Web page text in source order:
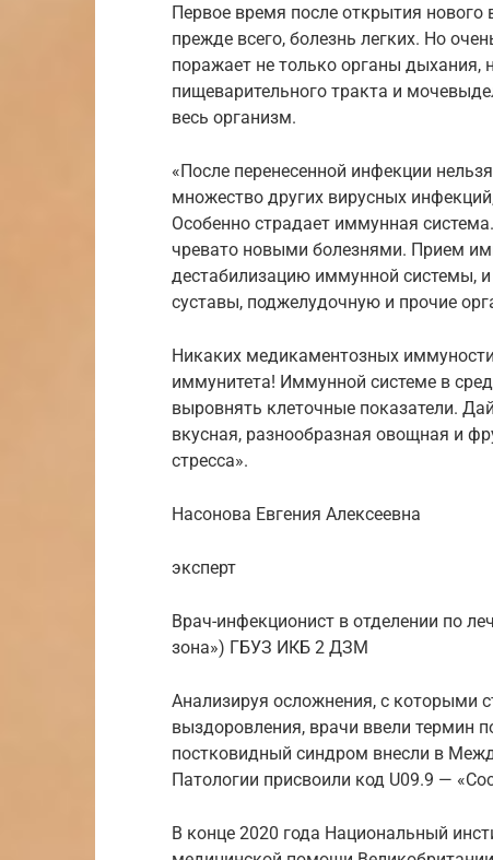
Первое время после открытия нового
прежде всего, болезнь легких. Но
поражает не только органы дыхания,
пищеварительного тракта и
весь организм.
«После перенесенной инфекции
множество других вирусных
Особенно страдает иммунная
чревато новыми болезнями. Прием
дестабилизацию иммунной системы,
суставы, поджелудочную и прочие
Никаких медикаментозных
иммунитета! Иммунной системе в
выровнять клеточные показатели.
вкусная, разнообразная овощная и
стресса».
Насонова Евгения Алексеевна
эксперт
Врач-инфекционист в отделении по
зона») ГБУЗ ИКБ 2 ДЗМ
Анализируя осложнения, с которыми
выздоровления, врачи ввели термин
постковидный синдром внесли в
Патологии присвоили код U09.9 —
В конце 2020 года Национальный